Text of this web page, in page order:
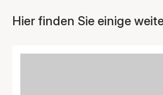
Hier finden Sie einige